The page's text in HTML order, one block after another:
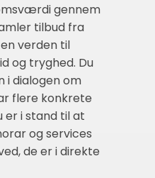
gennem
tilbud fra
verden til
og tryghed. Du
i dialogen om
flere konkrete
er i stand til at
og services
de er i direkte